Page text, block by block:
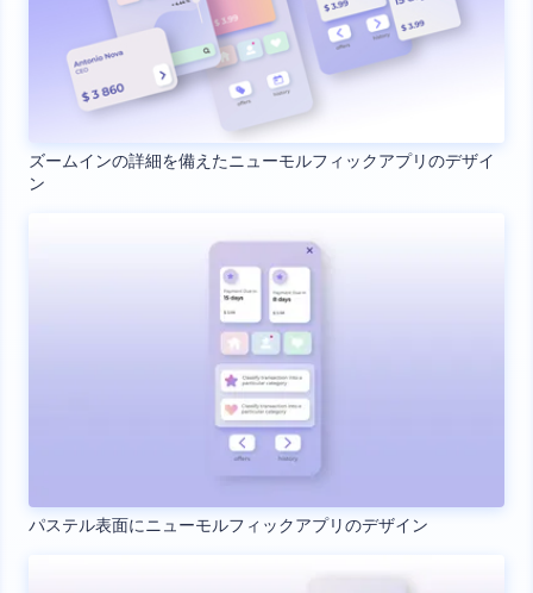
ズームインの詳細を備えたニューモルフィックアプリのデザイ
ン
パステル表面にニューモルフィックアプリのデザイン